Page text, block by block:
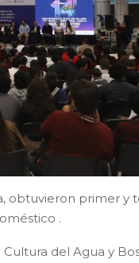
obtuvieron primer y
.
Cultura del Agua y